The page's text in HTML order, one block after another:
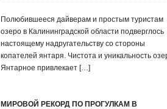
Полюбившееся дайверам и простым туристам
озеро в Калининградской области подверглось
настоящему надругательству со стороны
копателей янтаря. Чистота и уникальность
Янтарное привлекает […]
МИРОВОЙ РЕКОРД ПО ПРОГУЛКАМ В